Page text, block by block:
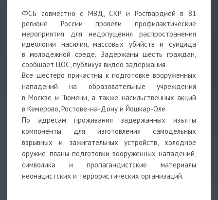
ФСБ совместно с МВД, СКР и Росгвардией в 81
регионе России провели профилактические
мероприятия для недопущения распространения
идеологии насилия, массовых убийств и суицида
в молодежной среде. Задержаны шесть граждан,
сообщает ЦОС, публикуя видео задержания.
Все шестеро причастны к подготовке вооруженных
нападений на образовательные учреждения
в Москве и Тюмени, а также насильственных акций
в Кемерово, Ростове-на-Дону и Йошкар-Оле.
По адресам проживания задержанных изъяты
компоненты для изготовления самодельных
взрывных и зажигательных устройств, холодное
оружие, планы подготовки вооруженных нападений,
символика и пропагандистские материалы
неонацистских и террористических организаций.